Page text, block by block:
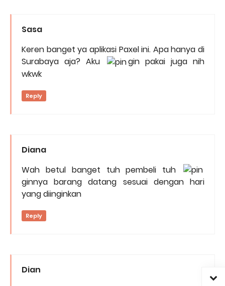
Sasa
Keren banget ya aplikasi Paxel ini. Apa hanya di
Surabaya aja? Aku
gin pakai juga nih
wkwk
Reply
Diana
Wah betul banget tuh pembeli tuh
ginnya barang datang sesuai dengan hari
yang diinginkan
Reply
Dian